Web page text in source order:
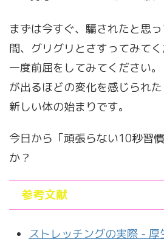
まずは今すぐ、騙されたと思
間、グリグリとさすってみて
一度前屈をしてみてください
が出るほどの変化を感じられ
新しい体の始まりです。
今日から「頑張らない10秒習
か？
参考文献
ストレッチングの実際 -